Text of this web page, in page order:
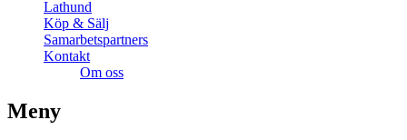
Lathund
Köp & Sälj
Samarbetspartners
Kontakt
Om oss
Meny